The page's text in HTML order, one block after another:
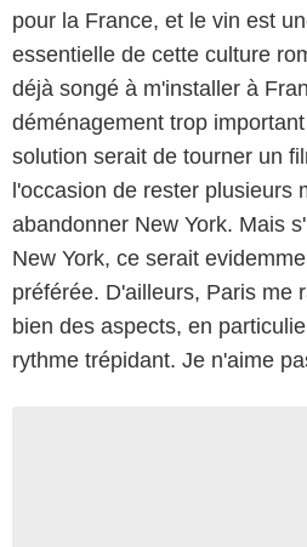
pour la France, et le vin est
essentielle de cette culture
déjà songé à m'installer à
déménagement trop
solution serait de tourner un
l'occasion de rester plusieurs
abandonner New York. Mais
New York, ce serait
préférée. D'ailleurs, Paris me
bien des aspects, en
rythme trépidant. Je n'aime